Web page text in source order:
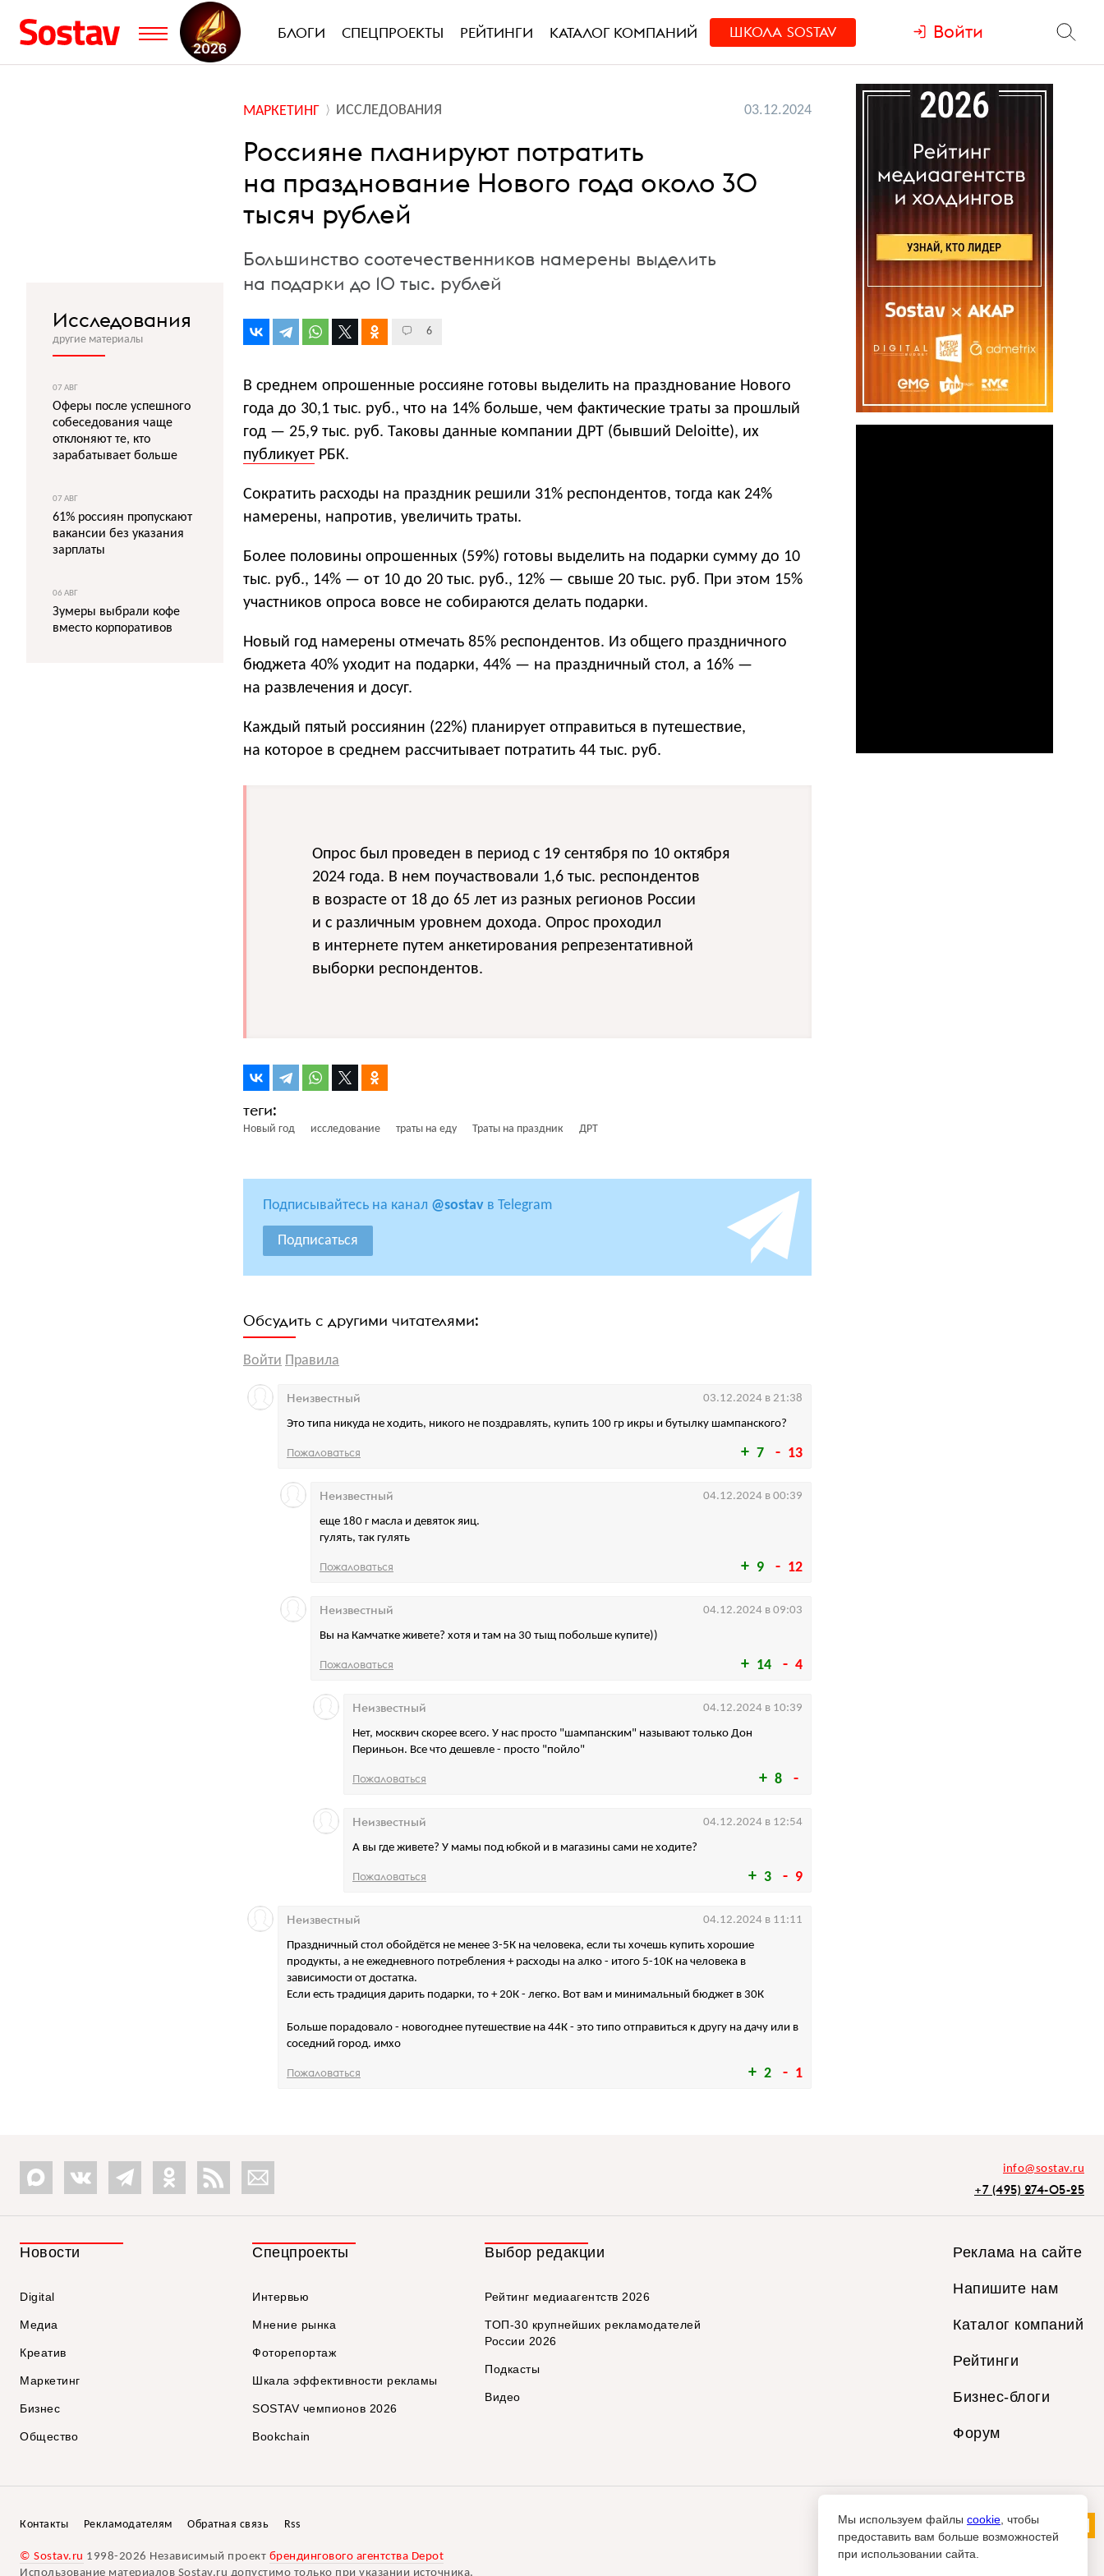
БЛОГИ СПЕЦПРОЕКТЫ РЕЙТИНГИ КАТАЛОГ КОМПАНИЙ ШКОЛА SOSTAV Войти
МАРКЕТИНГ ИССЛЕДОВАНИЯ 03.12.2024
Россияне планируют потратить
на празднование Нового года около 30
тысяч рублей
Большинство соотечественников намерены выделить
на подарки до 10 тыс. рублей
6
В среднем опрошенные россияне готовы выделить на празднование Нового
года до 30,1 тыс. руб., что на 14% больше, чем фактические траты за прошлый
год — 25,9 тыс. руб. Таковы данные компании ДРТ (бывший Deloitte), их
публикует РБК.
Сократить расходы на праздник решили 31% респондентов, тогда как 24%
намерены, напротив, увеличить траты.
Более половины опрошенных (59%) готовы выделить на подарки сумму до 10
тыс. руб., 14% — от 10 до 20 тыс. руб., 12% — свыше 20 тыс. руб. При этом 15%
участников опроса вовсе не собираются делать подарки.
Новый год намерены отмечать 85% респондентов. Из общего праздничного
бюджета 40% уходит на подарки, 44% — на праздничный стол, а 16% —
на развлечения и досуг.
Каждый пятый россиянин (22%) планирует отправиться в путешествие,
на которое в среднем рассчитывает потратить 44 тыс. руб.
Опрос был проведен в период с 19 сентября по 10 октября
2024 года. В нем поучаствовали 1,6 тыс. респондентов
в возрасте от 18 до 65 лет из разных регионов России
и с различным уровнем дохода. Опрос проходил
в интернете путем анкетирования репрезентативной
выборки респондентов.
Новый год исследование траты на еду Траты на праздник ДРТ
Подписывайтесь на канал @sostav в Telegram
Подписаться
Обсудить с другими читателями:
Войти Правила
7 13
Это типа никуда не ходить, никого не поздравлять, купить 100 гр икры и бутылку шампанского?
Неизвестный 03.12.2024 в 21:38
Пожаловаться
9 12
еще 180 г масла и девяток яиц.
гулять, так гулять
Неизвестный 04.12.2024 в 00:39
Пожаловаться
14 4
Вы на Камчатке живете? хотя и там на 30 тыщ побольше купите))
Неизвестный 04.12.2024 в 09:03
Пожаловаться
8
Нет, москвич скорее всего. У нас просто "шампанским" называют только Дон
Периньон. Все что дешевле - просто "пойло"
Неизвестный 04.12.2024 в 10:39
Пожаловаться
3 9
А вы где живете? У мамы под юбкой и в магазины сами не ходите?
Неизвестный 04.12.2024 в 12:54
Пожаловаться
2 1
Праздничный стол обойдётся не менее 3-5К на человека, если ты хочешь купить хорошие
продукты, а не ежедневного потребления + расходы на алко - итого 5-10К на человека в
зависимости от достатка.
Если есть традиция дарить подарки, то + 20К - легко. Вот вам и минимальный бюджет в 30К
Больше порадовало - новогоднее путешествие на 44К - это типо отправиться к другу на дачу или в
соседний город. имхо
Неизвестный 04.12.2024 в 11:11
Пожаловаться
Исследования
другие материалы
07 АВГ
Оферы после успешного
собеседования чаще
отклоняют те, кто
зарабатывает больше
07 АВГ
61% россиян пропускают
вакансии без указания
зарплаты
06 АВГ
Зумеры выбрали кофе
вместо корпоративов
info@sostav.ru
+7 (495) 274-05-25
Новости
Digital
Медиа
Креатив
Маркетинг
Бизнес
Общество
Спецпроекты
Интервью
Мнение рынка
Фоторепортаж
Шкала эффективности рекламы
SOSTAV чемпионов 2026
Bookchain
Выбор редакции
Рейтинг медиаагентств 2026
ТОП-30 крупнейших рекламодателей
России 2026
Подкасты
Видео
Реклама на сайте
Напишите нам
Каталог компаний
Рейтинги
Бизнес-блоги
Форум
Контакты Рекламодателям Обратная связь Rss
© Sostav.ru 1998-2026 Независимый проект брендингового агентства Depot
Использование материалов Sostav.ru допустимо только при указании источника.
Мы используем файлы cookie , чтобы
предоставить вам больше возможностей
при использовании сайта.